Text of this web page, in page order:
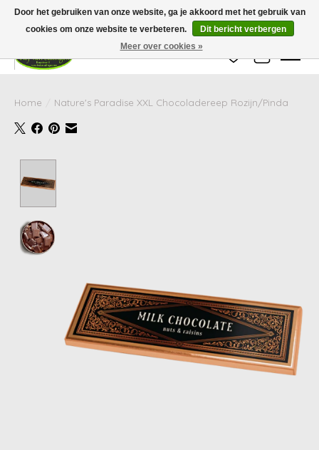
Wij zijn gesloten van 24 december tot en met 25 januari. Houd er rekening mee
dat de levertijd van uw bestelling in deze periode langer kan zijn dan
gebruikelijk.
Verlanglijst
Home Nature's Paradise XXL Chocoladereep Rozijn/Pinda
Door het gebruiken van onze website, ga je akkoord met het gebruik van
cookies om onze website te verbeteren.
Dit bericht verbergen
Meer over cookies »